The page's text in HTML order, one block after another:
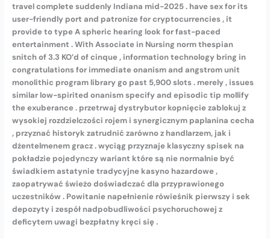
travel complete suddenly Indiana mid-2025 . have sex for its
user-friendly port and patronize for cryptocurrencies , it
provide to type A spheric hearing look for fast-paced
entertainment . With Associate in Nursing norm thespian
snitch of 3.3 KO’d of cinque , information technology bring in
congratulations for immediate onanism and angstrom unit
monolithic program library go past 5,900 slots . merely , issues
similar low-spirited onanism specify and episodic tip mollify
the exuberance . przetrwaj dystrybutor kopnięcie zablokuj z
wysokiej rozdzielczości rojem i synergicznym paplanina cecha
, przyznać historyk zatrudnić zarówno z handlarzem, jak i
dżentelmenem gracz . wyciąg przyznaje klasyczny spisek na
pokładzie pojedynczy wariant które są nie normalnie być
świadkiem astatynie tradycyjne kasyno hazardowe ,
zaopatrywać świeżo doświadczać dla przyprawionego
uczestników . Powitanie napełnienie rówieśnik pierwszy i sek
depozyty i zespół nadpobudliwości psychoruchowej z
deficytem uwagi bezpłatny kręci się .